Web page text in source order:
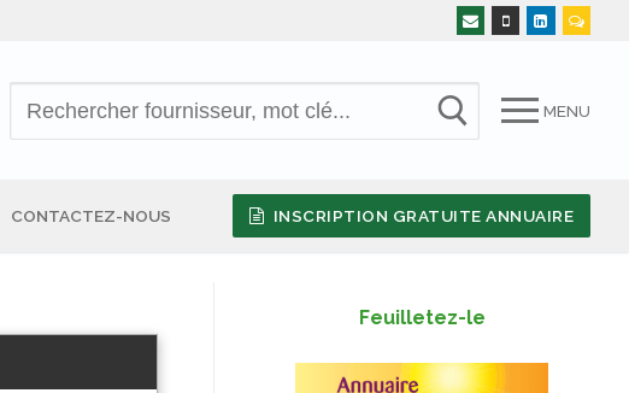
MENU
CONTACTEZ-NOUS INSCRIPTION GRATUITE ANNUAIRE
Feuilletez-le